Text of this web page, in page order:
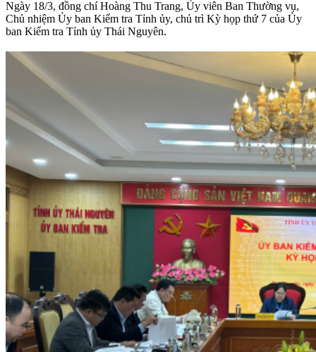
Ngày 18/3, đồng chí Hoàng Thu Trang, Ủy viên Ban Thường vụ,
Chủ nhiệm Ủy ban Kiểm tra Tỉnh ủy, chủ trì Kỳ họp thứ 7 của Ủy
ban Kiểm tra Tỉnh ủy Thái Nguyên.